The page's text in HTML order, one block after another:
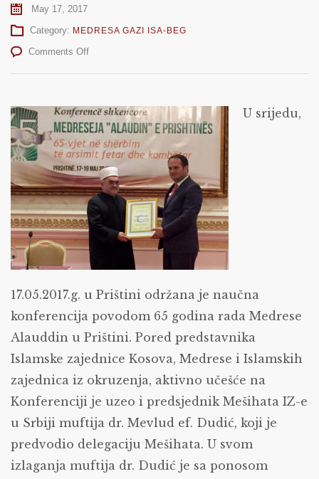
May 17, 2017
Category: MEDRESA GAZI ISA-BEG
Comments Offon
Konferenciji
u
povodu
65
godina
Alauddin
medrese
U srijedu,
17.05.2017.g. u Prištini održana je naučna
konferencija povodom 65 godina rada Medrese
Alauddin u Prištini. Pored predstavnika
Islamske zajednice Kosova, Medrese i Islamskih
zajednica iz okruzenja, aktivno učešće na
Konferenciji je uzeo i predsjednik Mešihata IZ-e
u Srbiji muftija dr. Mevlud ef. Dudić, koji je
predvodio delegaciju Mešihata. U svom
izlaganja muftija dr. Dudić je sa ponosom